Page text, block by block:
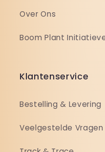
Over Ons
Boom Plant
Klantenservice
Bestelling & Levering
Veelgestelde Vragen